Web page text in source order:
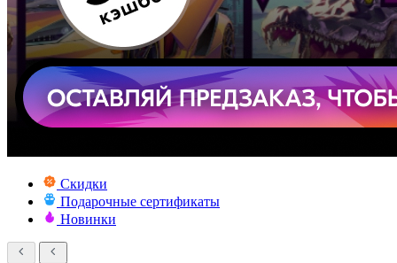
Скидки
Подарочные сертификаты
Новинки